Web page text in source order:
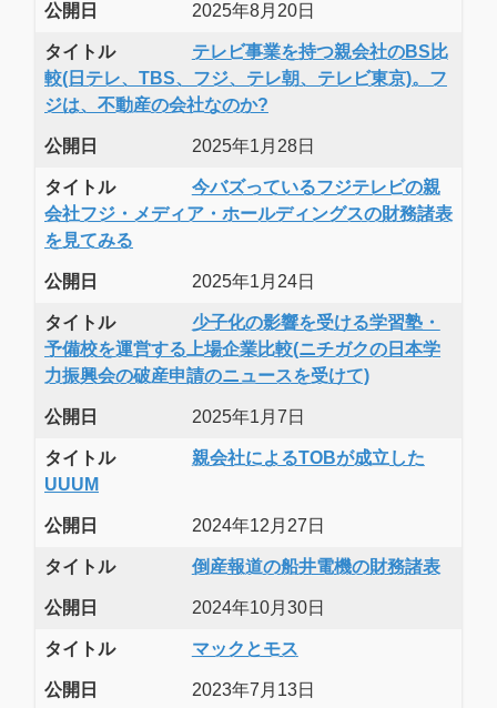
公開日 2025年8月20日
タイトル
テレビ事業を持つ親会社のBS比
較(日テレ、TBS、フジ、テレ朝、テレビ東京)。フ
ジは、不動産の会社なのか?
公開日 2025年1月28日
タイトル
今バズっているフジテレビの親
会社フジ・メディア・ホールディングスの財務諸表
を見てみる
公開日 2025年1月24日
タイトル
少子化の影響を受ける学習塾・
予備校を運営する上場企業比較(ニチガクの日本学
力振興会の破産申請のニュースを受けて)
公開日 2025年1月7日
タイトル
親会社によるTOBが成立した
UUUM
公開日 2024年12月27日
タイトル 倒産報道の船井電機の財務諸表
公開日 2024年10月30日
タイトル マックとモス
公開日 2023年7月13日